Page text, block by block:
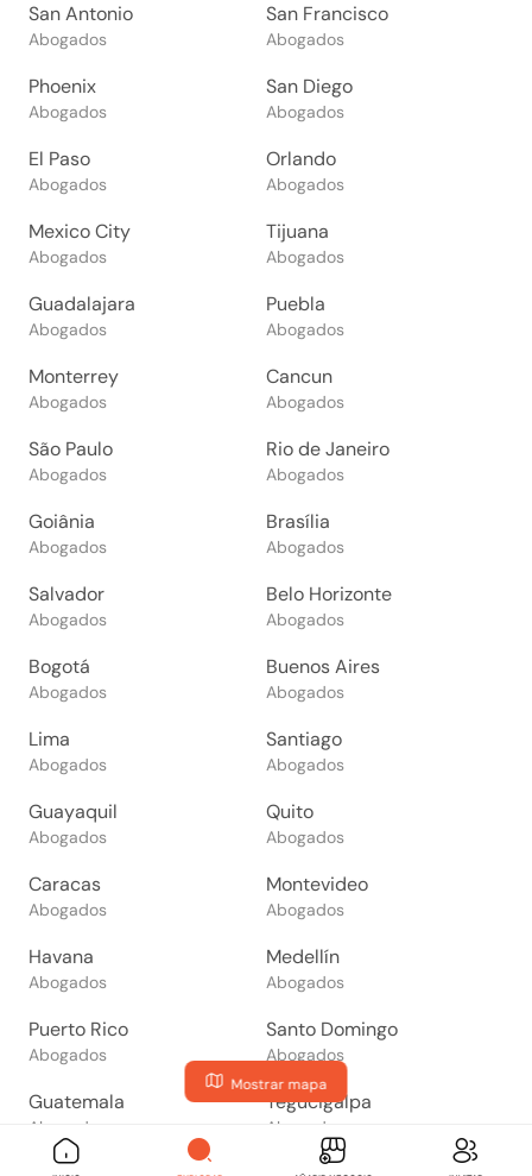
Mostrar mapa
San Antonio
Abogados
San Francisco
Abogados
Phoenix
Abogados
San Diego
Abogados
El Paso
Abogados
Orlando
Abogados
Mexico City
Abogados
Tijuana
Abogados
Guadalajara
Abogados
Puebla
Abogados
Monterrey
Abogados
Cancun
Abogados
São Paulo
Abogados
Rio de Janeiro
Abogados
Goiânia
Abogados
Brasília
Abogados
Salvador
Abogados
Belo Horizonte
Abogados
Bogotá
Abogados
Buenos Aires
Abogados
Lima
Abogados
Santiago
Abogados
Guayaquil
Abogados
Quito
Abogados
Caracas
Abogados
Montevideo
Abogados
Havana
Abogados
Medellín
Abogados
Puerto Rico
Abogados
Santo Domingo
Abogados
Guatemala
Abogados
Tegucigalpa
Abogados